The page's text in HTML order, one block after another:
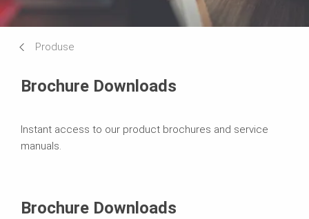
Produse
Brochure Downloads
Instant access to our product brochures and service
manuals.
Brochure Downloads